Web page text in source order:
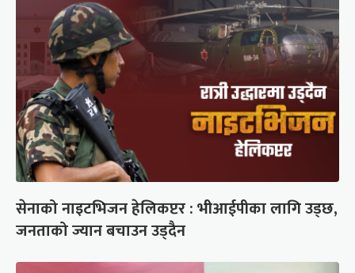
सेनाको नाइटभिजन हेलिकप्टर : भीआईपीका लागि उड्छ,
जनताको ज्यान बचाउन उड्दैन